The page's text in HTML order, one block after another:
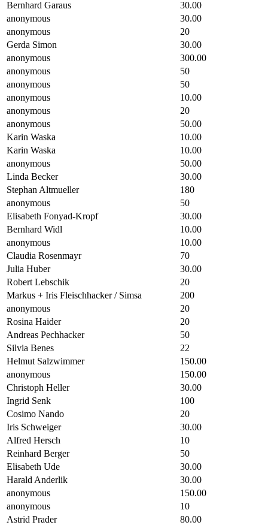
Bernhard Garaus
30.00
anonymous
30.00
anonymous
20
Gerda Simon
30.00
anonymous
300.00
anonymous
50
anonymous
50
anonymous
10.00
anonymous
20
anonymous
50.00
Karin Waska
10.00
Karin Waska
10.00
anonymous
50.00
Linda Becker
30.00
Stephan Altmueller
180
anonymous
50
Elisabeth Fonyad-Kropf
30.00
Bernhard Widl
10.00
anonymous
10.00
Claudia Rosenmayr
70
Julia Huber
30.00
Robert Lebschik
20
Markus + Iris Fleischhacker / Simsa
200
anonymous
20
Rosina Haider
20
Andreas Pechhacker
50
Silvia Benes
22
Helmut Salzwimmer
150.00
anonymous
150.00
Christoph Heller
30.00
Ingrid Senk
100
Cosimo Nando
20
Iris Schweiger
30.00
Alfred Hersch
10
Reinhard Berger
50
Elisabeth Ude
30.00
Harald Anderlik
30.00
anonymous
150.00
anonymous
10
Astrid Prader
80.00